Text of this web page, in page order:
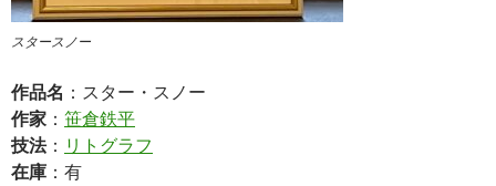
スタースノー
作品名 ：スター・スノー
作家 ： 笹倉鉄平
技法： リトグラフ
在庫 ：有